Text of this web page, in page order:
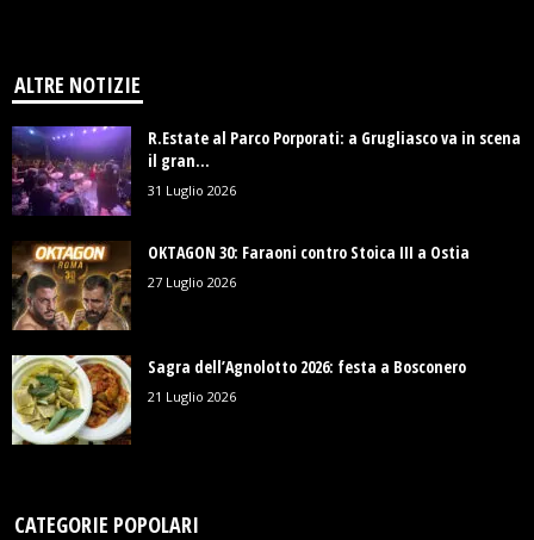
ALTRE NOTIZIE
R.Estate al Parco Porporati: a Grugliasco va in scena
il gran...
31 Luglio 2026
OKTAGON 30: Faraoni contro Stoica III a Ostia
27 Luglio 2026
Sagra dell’Agnolotto 2026: festa a Bosconero
21 Luglio 2026
CATEGORIE POPOLARI